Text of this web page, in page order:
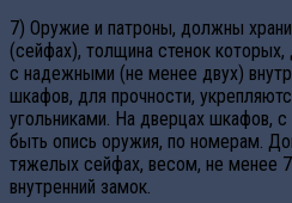
7) Оружие и патроны, должны
(сейфах), толщина стенок
с надежными (не менее двух)
шкафов, для прочности,
угольниками. На дверцах шкафов,
быть опись оружия, по номерам.
тяжелых сейфах, весом, не менее
внутренний замок.